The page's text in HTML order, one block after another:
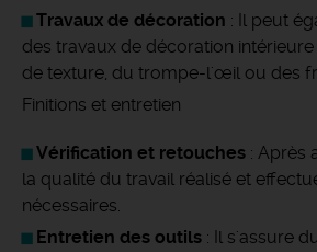
Travaux de décoration : Il peut
des travaux de décoration
de texture, du trompe-l'œil ou des
Finitions et entretien
Vérification et retouches : Après
la qualité du travail réalisé et
nécessaires.
Entretien des outils : Il s'assure